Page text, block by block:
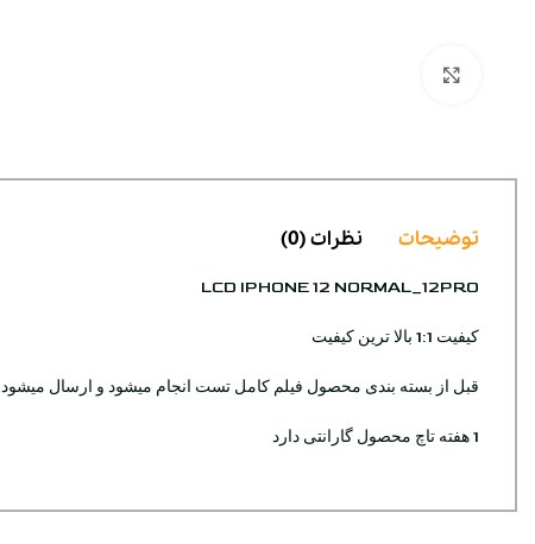
توضیحات نظرات (0)
LCD IPHONE 12 NORMAL_12PRO
کیفیت 1:1 بالا ترین کیفیت
قبل از بسته بندی محصول فیلم کامل تست انجام میشود و ارسال میشود
1 هفته تاچ محصول گارانتی دارد